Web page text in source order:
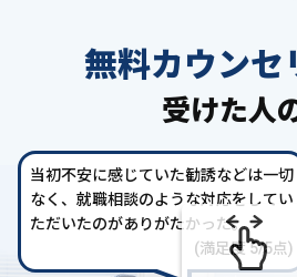
無料カウンセ
受けた人
当初不安に感じていた勧誘などは一切
なく、就職相談のような対応をしてい
ただいたのがありがたかった。
(満足度 5/5点)